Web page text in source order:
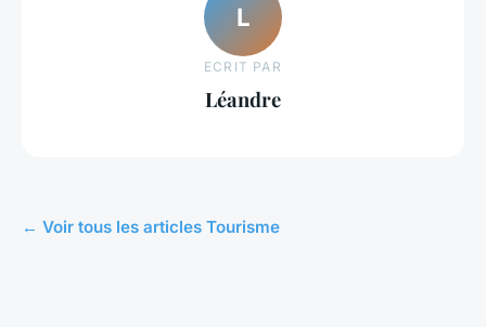
L
ECRIT PAR
Léandre
← Voir tous les articles Tourisme